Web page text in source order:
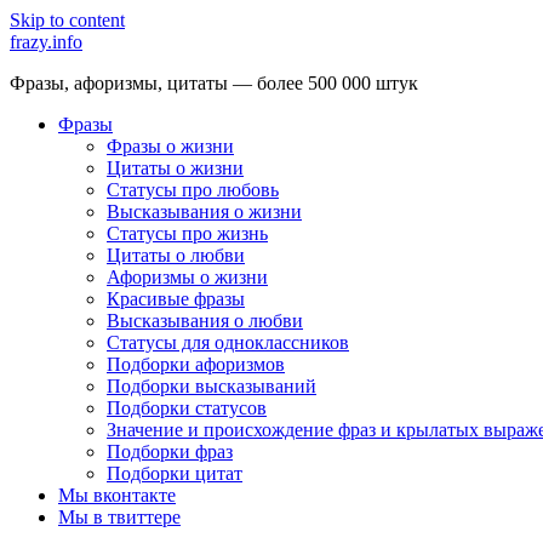
Skip to content
frazy.info
Фразы, афоризмы, цитаты — более 500 000 штук
Фразы
Фразы о жизни
Цитаты о жизни
Статусы про любовь
Высказывания о жизни
Статусы про жизнь
Цитаты о любви
Афоризмы о жизни
Красивые фразы
Высказывания о любви
Статусы для одноклассников
Подборки афоризмов
Подборки высказываний
Подборки статусов
Значение и происхождение фраз и крылатых
Подборки фраз
Подборки цитат
Мы вконтакте
Мы в твиттере